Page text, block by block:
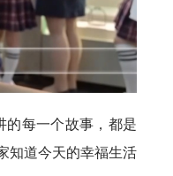
的每一个故事，都是
知道今天的幸福生活